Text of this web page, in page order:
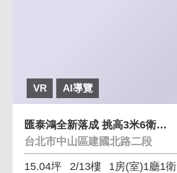
VR AI導覽
匯泰鴻全新落成 挑高3米6衛浴開窗、有天然瓦斯
台北市中山區建國北路二段
15.04坪 2/13樓 1房(室)1廳1衛